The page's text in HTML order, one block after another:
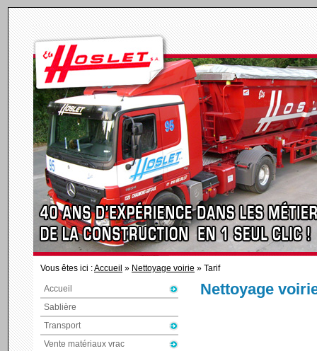
Vous êtes ici :Accueil » Nettoyage voirie » Tarif
Accueil
Sablière
Transport
Vente matériaux vrac
Nettoyage